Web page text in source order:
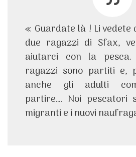
« Guardate là ! Li vedete
due ragazzi di Sfax,
aiutarci con la
ragazzi sono partiti e,
anche gli adulti
partire…. Noi pescatori
migranti e i nuovi